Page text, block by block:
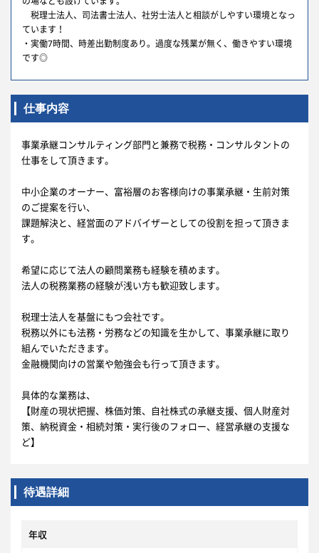
税理士法人、司法書士法人、社労士法人と相談がしやすい環境となっ
ています！
・実働7時間、時差出勤制度あり。過度な残業が無く、働きやすい環境
です◎
仕事内容
事業承継コンサルティング部門と兼務で税務・コンサルタントの
仕事をして頂きます。
中小企業のオーナー、富裕層のお客様向けの事業承継・生前対策
のご提案を行い、
課題解決と、経営面のアドバイザーとしての役割を担って頂きま
す。
希望に応じて法人の顧問業務も経験を積めます。
法人の税務業務の経験が浅い方も歓迎致します。
税理士法人を基盤にもつ会社です。
税務以外にも法務・労務などの知識を生かして、事業承継に取り
組んでいただきます。
金融機関向けの営業や勉強会も行って頂きます。
具体的な業務は、
【財産の現状把握、株価対策、自社株式の承継支援、個人財産対
策、納税資金・相続対策・実行後のフォロー、経営承継の支援な
ど】
待遇詳細
年収